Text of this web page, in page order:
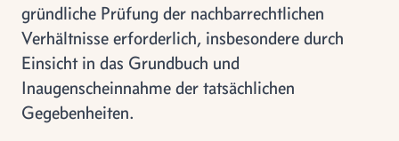
gründliche Prüfung der nachbarrechtlichen
Verhältnisse erforderlich, insbesondere durch
Einsicht in das Grundbuch und
Inaugenscheinnahme der tatsächlichen
Gegebenheiten.